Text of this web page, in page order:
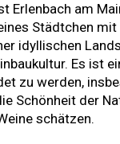
Erlenbach am
Städtchen mit
idyllischen
Es ist
zu werden,
Schönheit der
schätzen.